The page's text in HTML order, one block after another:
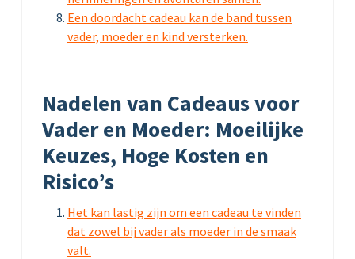
Een doordacht cadeau kan de band tussen
vader, moeder en kind versterken.
Nadelen van Cadeaus voor
Vader en Moeder: Moeilijke
Keuzes, Hoge Kosten en
Risico’s
Het kan lastig zijn om een cadeau te vinden
dat zowel bij vader als moeder in de smaak
valt.